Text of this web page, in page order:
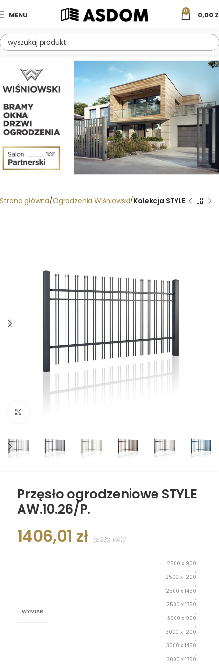
MENU 0 0,00
Strona główna Ogrodzenia Wiśniowski Kolekcja STYLE
Przęsło ogrodzeniowe STYLE
AW.10.26/P.
1406,01 zł (z 23% VAT)
WYMIAR
2500 x 900
,
2500 x 1200
,
2500 x 1450
,
2500 x 1750
,
3000 x 900
,
3000 x 1200
,
3000 x 1450
,
3000 x 1750